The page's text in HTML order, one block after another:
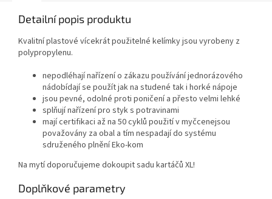
Detailní popis produktu
Kvalitní plastové vícekrát použitelné kelímky jsou vyrobeny z
polypropylenu.
nepodléhají nařízení o zákazu používání jednorázového
nádobídají se použít jak na studené tak i horké nápoje
jsou pevné, odolné proti poničení a přesto velmi lehké
splňují nařízení pro styk s potravinami
mají certifikaci až na 50 cyklů použití v myčcenejsou
považovány za obal a tím nespadají do systému
sdruženého plnění Eko-kom
Na mytí doporučujeme dokoupit sadu kartáčů XL!
Doplňkové parametry